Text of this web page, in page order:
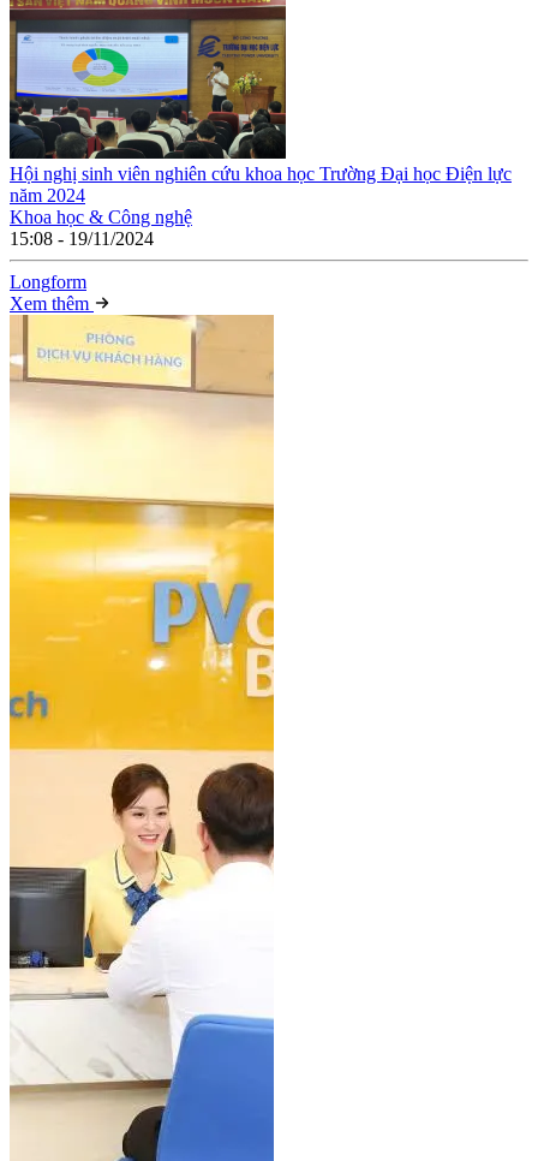
Hội nghị sinh viên nghiên cứu khoa học Trường Đại học Điện lực
năm 2024
Khoa học & Công nghệ
15:08 - 19/11/2024
Longform
Xem thêm